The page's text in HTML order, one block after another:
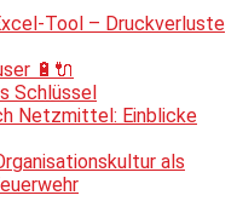
Tool – Druckverluste
🔋🔌
Schlüssel
Netzmittel: Einblicke
als